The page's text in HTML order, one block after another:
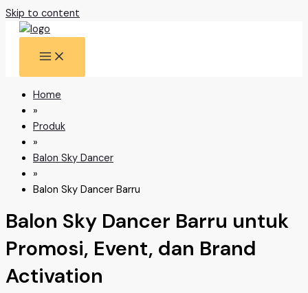
Skip to content
Home
»
Produk
»
Balon Sky Dancer
»
Balon Sky Dancer Barru
Balon Sky Dancer Barru untuk
Promosi, Event, dan Brand
Activation